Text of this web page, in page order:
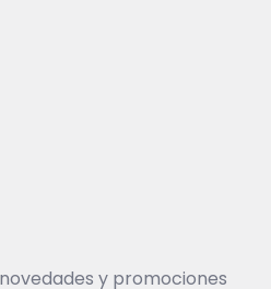
y promociones